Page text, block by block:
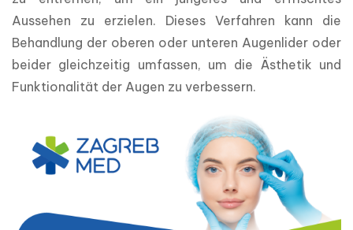
Aussehen zu erzielen. Dieses Verfahren kann die
Behandlung der oberen oder unteren Augenlider oder
beider gleichzeitig umfassen, um die Ästhetik und
Funktionalität der Augen zu verbessern.